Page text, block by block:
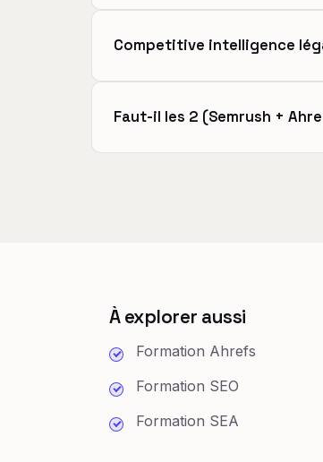
Competitive intelligence
Faut-il les 2 (Semrush +
À explorer aussi
Formation Ahrefs
Formation SEO
Formation SEA